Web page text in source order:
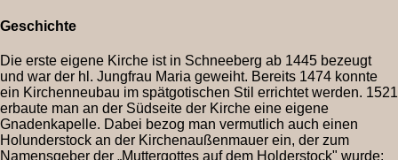
Geschichte
Die erste eigene Kirche ist in Schneeberg ab 1445 bezeugt
und war der hl. Jungfrau Maria geweiht. Bereits 1474 konnte
ein Kirchenneubau im spätgotischen Stil errichtet werden. 1521
erbaute man an der Südseite der Kirche eine eigene
Gnadenkapelle. Dabei bezog man vermutlich auch einen
Holunderstock an der Kirchenaußenmauer ein, der zum
Namensgeber der „Muttergottes auf dem Holderstock" wurde: